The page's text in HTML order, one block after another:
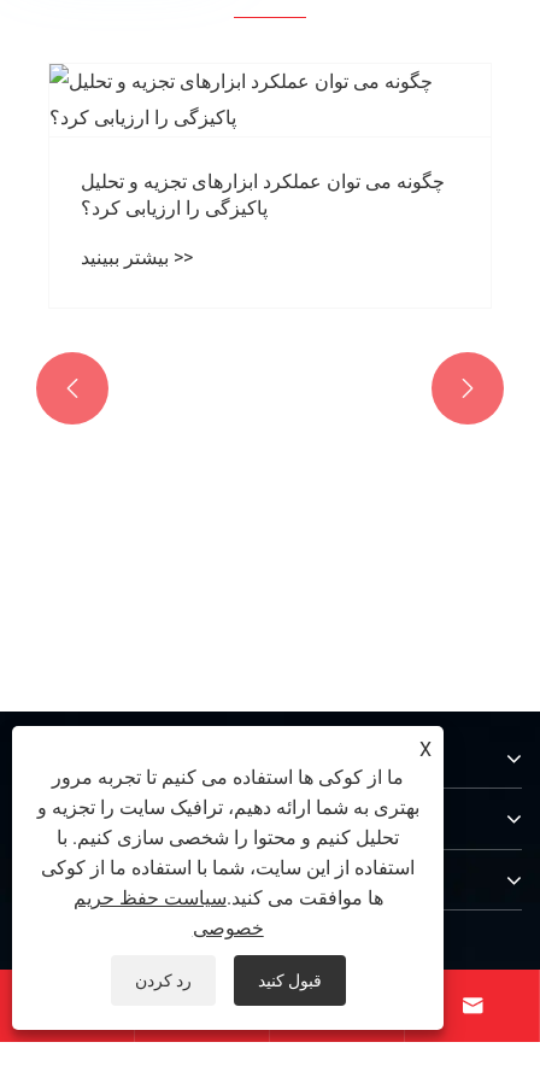
چگونه می توان عملکرد ابزارهای تجزیه و تحلیل
پاکیزگی را ارزیابی کرد؟
بیشتر ببینید >>
 
محصولات
با ما تماس بگیرید
 
X
ما از کوکی ها استفاده می کنیم تا تجربه مرور
بهتری به شما ارائه دهیم، ترافیک سایت را تجزیه و
تحلیل کنیم و محتوا را شخصی سازی کنیم. با
استفاده از این سایت، شما با استفاده ما از کوکی
ها موافقت می کنید.سیاست حفظ حریم
خصوصی
رد کردن قبول کنید